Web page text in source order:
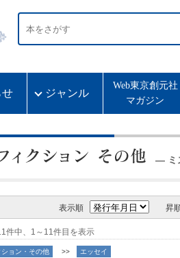
せ ジャンル
Web東京創元社
マガジン
― ミ
表示順 昇
件中、1～11件目を表示
ション・その他 >> エッセイ